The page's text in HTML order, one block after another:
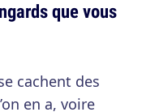
que vous
cachent des
en a, voire